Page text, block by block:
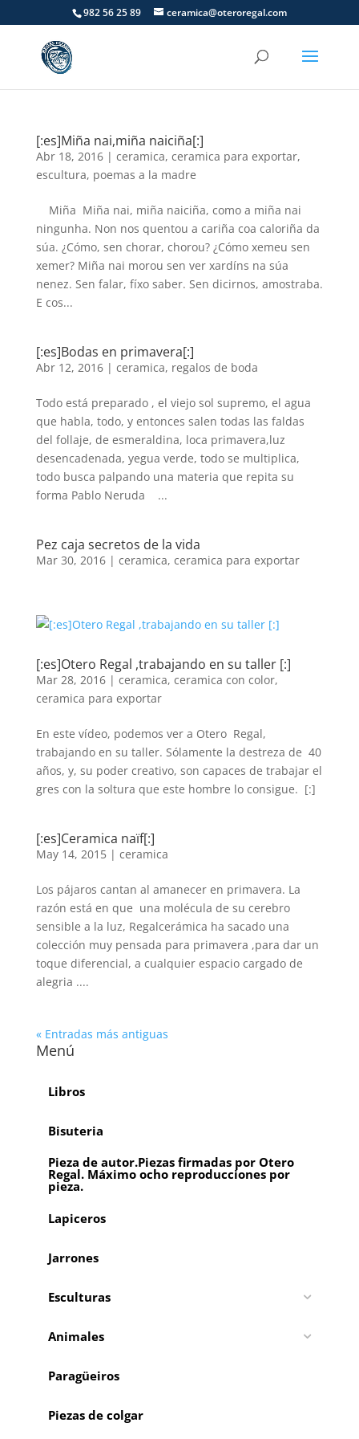
982 56 25 89 ceramica@oteroregal.com
[:es]Miña nai,miña naiciña[:]
Abr 18, 2016| ceramica, ceramica para exportar,
escultura, poemas a la madre
Miña Miña nai, miña naiciña, como a miña nai
ningunha. Non nos quentou a cariña coa caloriña da
súa. ¿Cómo, sen chorar, chorou? ¿Cómo xemeu sen
xemer? Miña nai morou sen ver xardíns na súa
nenez. Sen falar, fíxo saber. Sen dicirnos, amostraba.
E cos...
[:es]Bodas en primavera[:]
Abr 12, 2016| ceramica, regalos de boda
Todo está preparado , el viejo sol supremo, el agua
que habla, todo, y entonces salen todas las faldas
del follaje, de esmeraldina, loca primavera,luz
desencadenada, yegua verde, todo se multiplica,
todo busca palpando una materia que repita su
forma Pablo Neruda ...
Pez caja secretos de la vida
Mar 30, 2016| ceramica, ceramica para exportar
[:es]Otero Regal ,trabajando en su taller [:]
Mar 28, 2016| ceramica, ceramica con color,
ceramica para exportar
En este vídeo, podemos ver a Otero Regal,
trabajando en su taller. Sólamente la destreza de 40
años, y, su poder creativo, son capaces de trabajar el
gres con la soltura que este hombre lo consigue. [:]
[:es]Ceramica naïf[:]
May 14, 2015| ceramica
Los pájaros cantan al amanecer en primavera. La
razón está en que una molécula de su cerebro
sensible a la luz, Regalcerámica ha sacado una
colección muy pensada para primavera ,para dar un
toque diferencial, a cualquier espacio cargado de
alegria ....
« Entradas más antiguas
Menú
Libros
Bisuteria
Pieza de autor.Piezas firmadas por Otero
Regal. Máximo ocho reproducciones por
pieza.
Lapiceros
Jarrones
Esculturas
Animales
Paragüeiros
Piezas de colgar